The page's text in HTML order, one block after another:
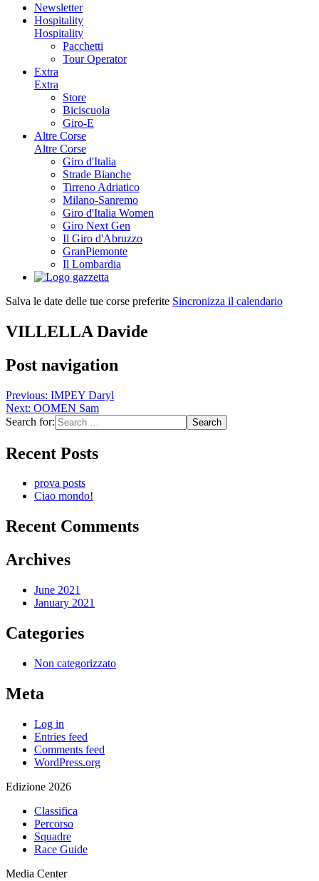
Newsletter
Hospitality
Hospitality
Pacchetti
Tour Operator
Extra
Extra
Store
Biciscuola
Giro-E
Altre Corse
Altre Corse
Giro d'Italia
Strade Bianche
Tirreno Adriatico
Milano-Sanremo
Giro d'Italia Women
Giro Next Gen
Il Giro d'Abruzzo
GranPiemonte
Il Lombardia
Salva le date delle tue corse preferite Sincronizza il calendario
VILLELLA Davide
Post navigation
Previous: IMPEY Daryl
Next: OOMEN Sam
Search for:
Recent Posts
prova posts
Ciao mondo!
Recent Comments
Archives
June 2021
January 2021
Categories
Non categorizzato
Meta
Log in
Entries feed
Comments feed
WordPress.org
Edizione 2026
Classifica
Percorso
Squadre
Race Guide
Media Center